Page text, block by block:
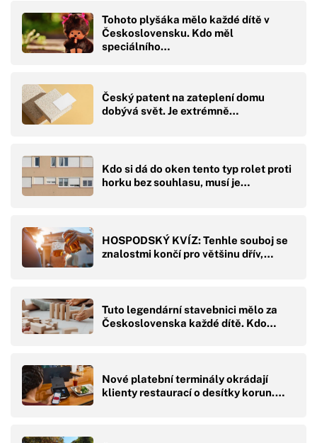
Tohoto plyšáka mělo každé dítě v
Československu. Kdo měl
speciálního…
Český patent na zateplení domu
dobývá svět. Je extrémně…
Kdo si dá do oken tento typ rolet proti
horku bez souhlasu, musí je…
HOSPODSKÝ KVÍZ: Tenhle souboj se
znalostmi končí pro většinu dřív,…
Tuto legendární stavebnici mělo za
Československa každé dítě. Kdo…
Nové platební terminály okrádají
klienty restaurací o desítky korun.…